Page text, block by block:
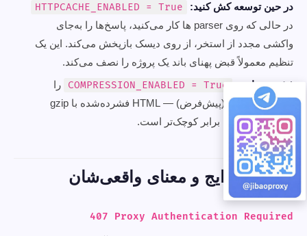
در حین توسعه کش کنید:
HTTPCACHE_ENABLED = True
در حالی که روی parser ها کار می‌کنید، پاسخ‌ها را به‌جای
واکشی مجدد از استخر، از روی دیسک بازپخش می‌کند. این یک
تنظیم معمولاً قبض پهنای باند یک پروژه را نصف می‌کند.
فشرده‌سازی:
COMPRESSION_ENABLED = True
را
روشن نگه دارید (پیش‌فرض) — HTML فشرده‌شده با gzip
روی سیم ۵ تا ۱۰ برابر کوچک‌تر است.
خطاهای رایج و معنای واقعی‌شان
407 Proxy Authentication Required